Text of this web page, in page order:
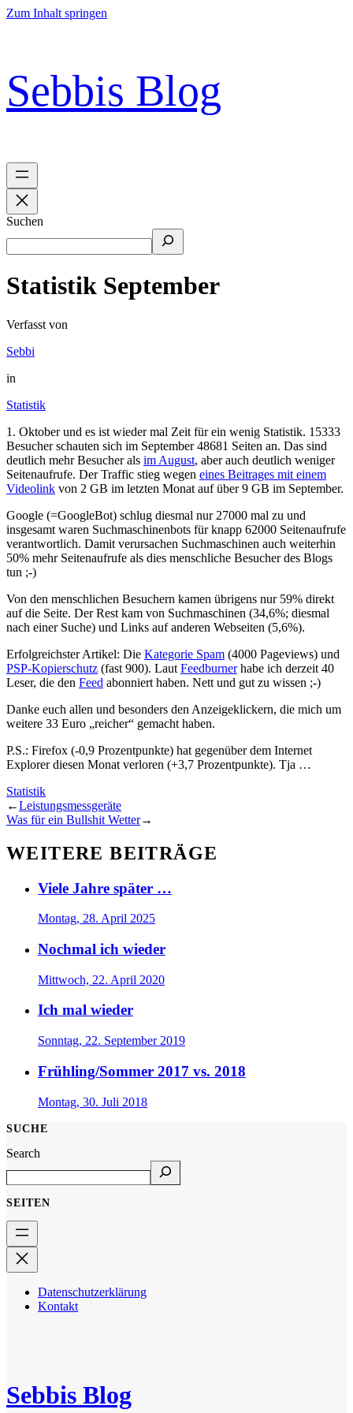
Zum Inhalt springen
Sebbis Blog
Suchen
Statistik September
Verfasst von
Sebbi
in
Statistik
1. Oktober und es ist wieder mal Zeit für ein wenig Statistik. 15333
Besucher schauten sich im September 48681 Seiten an. Das sind
deutlich mehr Besucher als im August, aber auch deutlich weniger
Seitenaufrufe. Der Traffic stieg wegen eines Beitrages mit einem
Videolink von 2 GB im letzten Monat auf über 9 GB im September.
Google (=GoogleBot) schlug diesmal nur 27000 mal zu und
insgesamt waren Suchmaschinenbots für knapp 62000 Seitenaufrufe
verantwortlich. Damit verursachen Suchmaschinen auch weiterhin
50% mehr Seitenaufrufe als dies menschliche Besucher des Blogs
tun ;-)
Von den menschlichen Besuchern kamen übrigens nur 59% direkt
auf die Seite. Der Rest kam von Suchmaschinen (34,6%; diesmal
nach einer Suche) und Links auf anderen Webseiten (5,6%).
Erfolgreichster Artikel: Die Kategorie Spam (4000 Pageviews) und
PSP-Kopierschutz (fast 900). Laut Feedburnerhabe ich derzeit 40
Leser, die den Feed abonniert haben. Nett und gut zu wissen ;-)
Danke euch allen und besonders den Anzeigeklickern, die mich um
weitere 33 Euro „reicher“ gemacht haben.
P.S.: Firefox (-0,9 Prozentpunkte) hat gegenüber dem Internet
Explorer diesen Monat verloren (+3,7 Prozentpunkte). Tja …
Statistik
←Leistungsmessgeräte
Was für ein Bullshit Wetter→
WEITERE BEITRÄGE
Viele Jahre später …
Montag, 28. April 2025
Nochmal ich wieder
Mittwoch, 22. April 2020
Ich mal wieder
Sonntag, 22. September 2019
Frühling/Sommer 2017 vs. 2018
Montag, 30. Juli 2018
SUCHE
Search
SEITEN
Datenschutzerklärung
Kontakt
Sebbis Blog